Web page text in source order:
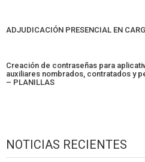
ADJUDICACIÓN PRESENCIAL EN
Creación de contraseñas para
auxiliares nombrados, contratados y
– PLANILLAS
NOTICIAS RECIENTES